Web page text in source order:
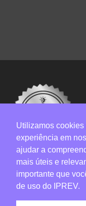
Utilizamos
experiência em
ajudar a
mais úteis e
importante que
de uso do IPREV.